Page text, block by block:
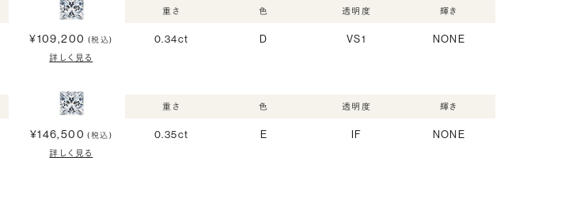
¥109,200 (税込)
詳しく見る
重さ
0.34ct
色
D
透明度
VS1
輝き
NONE
¥146,500 (税込)
詳しく見る
重さ
0.35ct
色
E
透明度
IF
輝き
NONE